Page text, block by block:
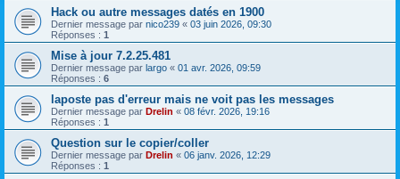
Hack ou autre messages datés en 1900
Dernier message par nico239 « 03 juin 2026, 09:30
Réponses : 1
Mise à jour 7.2.25.481
Dernier message par largo « 01 avr. 2026, 09:59
Réponses : 6
laposte pas d'erreur mais ne voit pas les messages
Dernier message par Drelin « 08 févr. 2026, 19:16
Réponses : 1
Question sur le copier/coller
Dernier message par Drelin « 06 janv. 2026, 12:29
Réponses : 1